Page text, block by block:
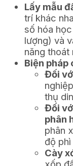
Lấy mẫu
trí khác
số hóa
lượng) và
năng thoát
Biện pháp
Đối
thụ
Đối
phân
phân
độ
Cày